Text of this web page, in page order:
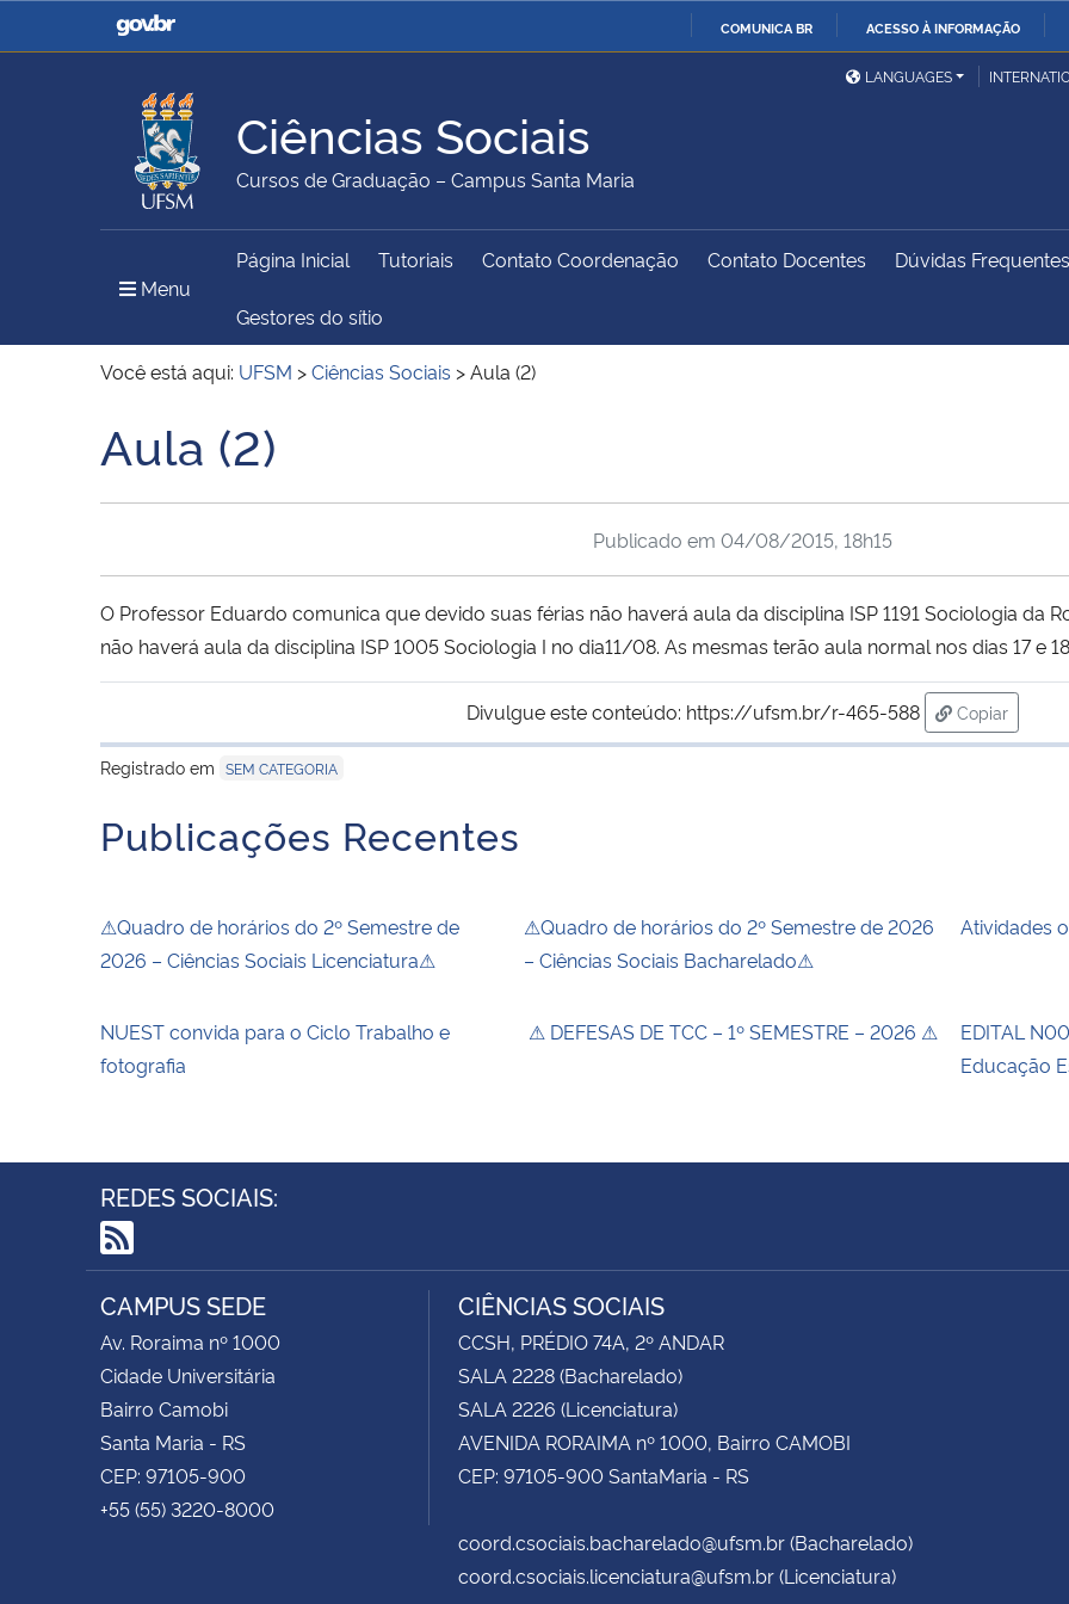
COMUNICA BR ACESSO À INFORMAÇÃO
Casa Civil
Ministério da Justiça e
Ministério da Defesa
Ministério das Relações
Exteriores
Ministério da Agricultura,
Pecuária e Abastecimento
Ministério da Educação Ministério da Cidadania
Ministério do Meio Ambiente
Ministério do
LANGUAGES
Ciências Sociais
Cursos de Graduação – Campus Santa Maria
Menu
Página Inicial Tutoriais Contato Coordenação Contato Docentes Dúvidas Frequentes
Gestores do sítio
Você está aqui: UFSM >Ciências Sociais >Aula (2)
Início do conteúdo
Aula (2)
Publicado em 04/08/2015, 18h15
O Professor Eduardo comunica que devido suas férias não haverá aula da disciplina ISP 1191 Sociologia da
não haverá aula da disciplina ISP 1005 Sociologia I no dia11/08. As mesmas terão aula normal nos dias 17 e
Divulgue este conteúdo: https://ufsm.br/r-465-588
Copiar
para área
Registrado em SEM CATEGORIA
Publicações Recentes
⚠Quadro de horários do 2º Semestre de
2026 – Ciências Sociais Licenciatura⚠
⚠Quadro de horários do 2º Semestre de 2026
– Ciências Sociais Bacharelado⚠
Atividades
NUEST convida para o Ciclo Trabalho e
fotografia
⚠ DEFESAS DE TCC – 1º SEMESTRE – 2026 ⚠
EDITAL
Educação
REDES SOCIAIS:
RSS
CAMPUS SEDE
Av. Roraima nº 1000
Cidade Universitária
Bairro Camobi
Santa Maria - RS
CEP: 97105-900
+55 (55) 3220-8000
CIÊNCIAS SOCIAIS
CCSH, PRÉDIO 74A, 2º ANDAR
SALA 2228 (Bacharelado)
SALA 2226 (Licenciatura)
AVENIDA RORAIMA nº 1000, Bairro CAMOBI
CEP: 97105-900 SantaMaria - RS
coord.csociais.bacharelado@ufsm.br (Bacharelado)
coord.csociais.licenciatura@ufsm.br (Licenciatura)